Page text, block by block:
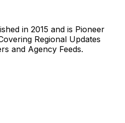
in 2015 and is Pioneer
Regional Updates
and Agency Feeds.